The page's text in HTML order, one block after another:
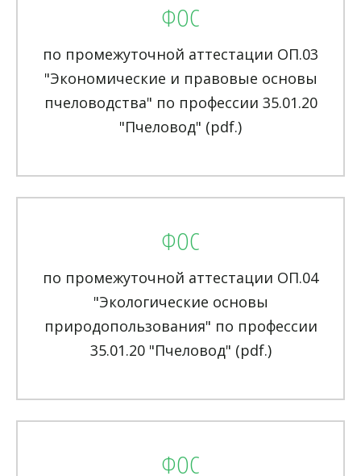
ФОС
по промежуточной аттестации ОП.03
"Экономические и правовые основы
пчеловодства" по профессии 35.01.20
"Пчеловод" (pdf.)
ФОС
по промежуточной аттестации ОП.04
"Экологические основы
природопользования" по профессии
35.01.20 "Пчеловод" (pdf.)
ФОС